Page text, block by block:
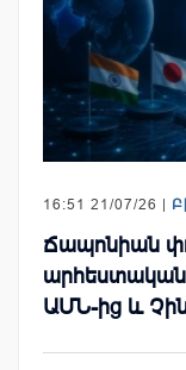
16:51 21/07/26 |
Ճապոնիան
արհեստական
ԱՄՆ-ից և